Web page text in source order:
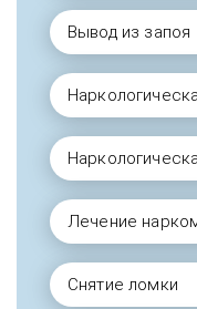
Вывод из запоя
Лечение
Снятие ломки